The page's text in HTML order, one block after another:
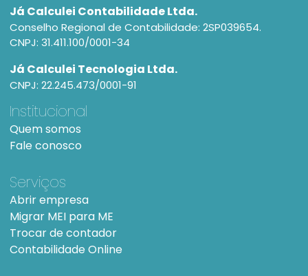
Já Calculei Contabilidade Ltda.
Conselho Regional de Contabilidade: 2SP039654.
CNPJ: 31.411.100/0001-34
Já Calculei Tecnologia Ltda.
CNPJ: 22.245.473/0001-91
Institucional
Quem somos
Fale conosco
Serviços
Abrir empresa
Migrar MEI para ME
Trocar de contador
Contabilidade Online